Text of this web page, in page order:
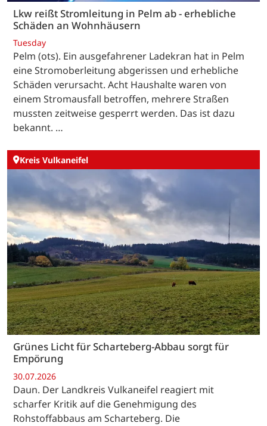
Lkw reißt Stromleitung in Pelm ab - erhebliche
Schäden an Wohnhäusern
Tuesday
Pelm (ots). Ein ausgefahrener Ladekran hat in Pelm
eine Stromoberleitung abgerissen und erhebliche
Schäden verursacht. Acht Haushalte waren von
einem Stromausfall betroffen, mehrere Straßen
mussten zeitweise gesperrt werden. Das ist dazu
bekannt. …
Kreis Vulkaneifel
Grünes Licht für Scharteberg-Abbau sorgt für
Empörung
30.07.2026
Daun. Der Landkreis Vulkaneifel reagiert mit
scharfer Kritik auf die Genehmigung des
Rohstoffabbaus am Scharteberg. Die